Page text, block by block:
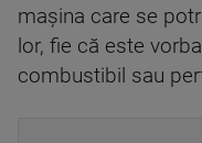
mașina care se
lor, fie că este
combustibil sau